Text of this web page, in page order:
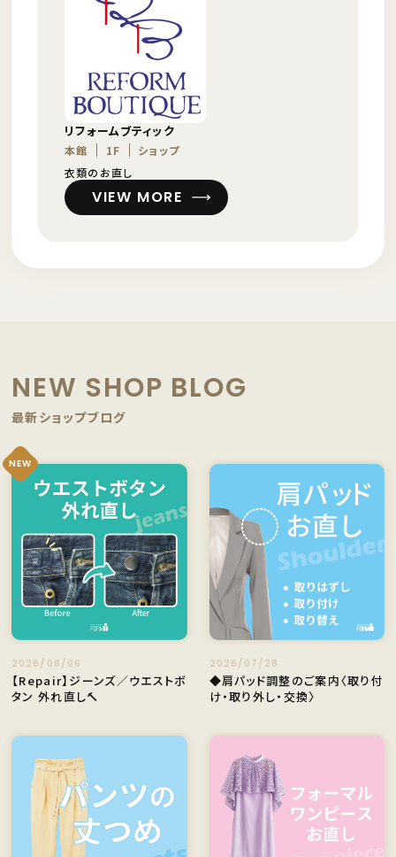
リフォームブティック
本館 1F
ショップ
衣類のお直し
VIEW MORE
NEW SHOP BLOG
最新ショップブログ
NEW
2026/08/06
【Repair】ジーンズ／ウエストボ
タン 外れ直し🔨
2026/07/28
◆肩パッド調整のご案内〈取り付
け・取り外し・交換〉